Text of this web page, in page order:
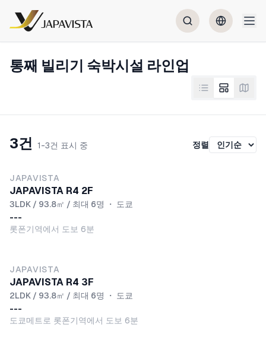
통째 빌리기 숙박시설 라인업
3건 1-3건 표시 중 정렬
JAPAVISTA
JAPAVISTA R4 2F
3LDK / 93.8㎡ / 최대 6명 ・
도쿄
---
롯폰기역에서 도보 6분
JAPAVISTA
JAPAVISTA R4 3F
2LDK / 93.8㎡ / 최대 6명 ・
도쿄
---
도쿄메트로 롯폰기역에서 도보 6분